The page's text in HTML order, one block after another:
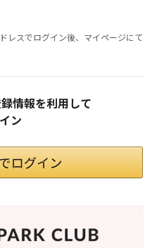
レスでログイン後、マイページにて
情報を利用して
ン